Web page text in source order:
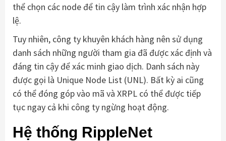
thể chọn các node để tin cậy làm trình xác nhận hợp
lệ.
Tuy nhiên, công ty khuyên khách hàng nên sử dụng
danh sách những người tham gia đã được xác định và
đáng tin cậy để xác minh giao dịch. Danh sách này
được gọi là Unique Node List (UNL). Bất kỳ ai cũng
có thể đóng góp vào mã và XRPL có thể được tiếp
tục ngay cả khi công ty ngừng hoạt động.
Hệ thống RippleNet